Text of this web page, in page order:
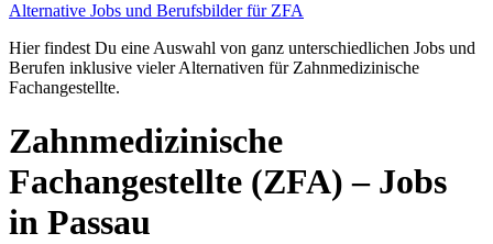
Alternative Jobs und Berufsbilder für ZFA
Hier findest Du eine Auswahl von ganz unterschiedlichen Jobs und
Berufen inklusive vieler Alternativen für Zahnmedizinische
Fachangestellte.
Zahnmedizinische
Fachangestellte (ZFA) – Jobs
in Passau